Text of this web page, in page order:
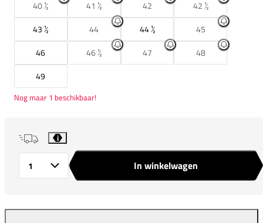
40 ½
41 ½ 42
42 ½
43 ½
44 44 ½
45
46
46 ½ 47
48
49
Nog maar 1 beschikbaar!
i
In winkelwagen